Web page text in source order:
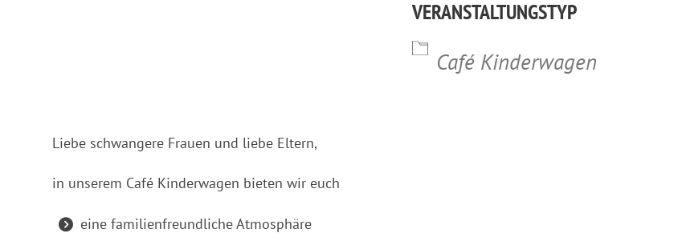
Google Kalender iCalendar
VERANSTALTUNGSTYP
Café Kinderwagen
Liebe schwangere Frauen und liebe Eltern,
in unserem Café Kinderwagen bieten wir euch
eine familienfreundliche Atmosphäre